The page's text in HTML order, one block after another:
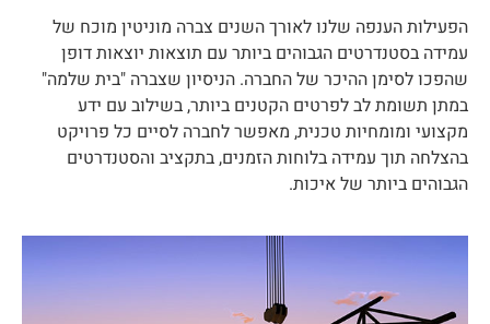
הפעילות הענפה שלנו לאורך השנים צברה מוניטין מוכח של
עמידה בסטנדרטים הגבוהים ביותר עם תוצאות יוצאות דופן
שהפכו לסימן ההיכר של החברה. הניסיון שצברה "בית שלמה"
במתן תשומת לב לפרטים הקטנים ביותר, בשילוב עם ידע
מקצועי ומומחיות טכנית, מאפשר לחברה לסיים כל פרויקט
בהצלחה תוך עמידה בלוחות הזמנים, בתקציב והסטנדרטים
הגבוהים ביותר של איכות.